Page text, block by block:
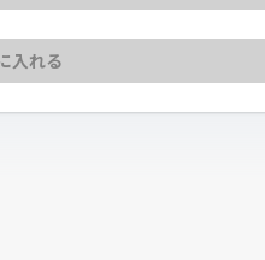
入れる